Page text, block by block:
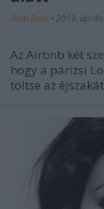
Dédi Dédi • 2019. április
Az Airbnb két
hogy a párizsi
töltse az